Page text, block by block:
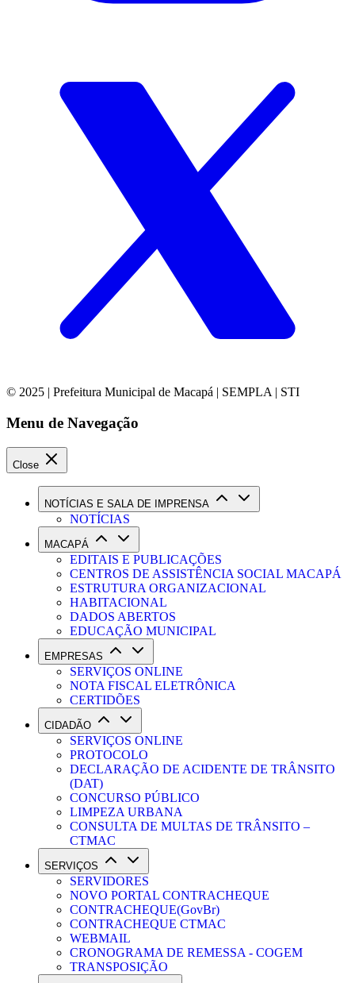
© 2025 | Prefeitura Municipal de Macapá | SEMPLA | STI
Menu de Navegação
Close
NOTÍCIAS E SALA DE IMPRENSA
NOTÍCIAS
MACAPÁ
EDITAIS E PUBLICAÇÕES
CENTROS DE ASSISTÊNCIA SOCIAL MACAPÁ
ESTRUTURA ORGANIZACIONAL
HABITACIONAL
DADOS ABERTOS
EDUCAÇÃO MUNICIPAL
EMPRESAS
SERVIÇOS ONLINE
NOTA FISCAL ELETRÔNICA
CERTIDÕES
CIDADÃO
SERVIÇOS ONLINE
PROTOCOLO
DECLARAÇÃO DE ACIDENTE DE TRÂNSITO
(DAT)
CONCURSO PÚBLICO
LIMPEZA URBANA
CONSULTA DE MULTAS DE TRÂNSITO –
CTMAC
SERVIÇOS
SERVIDORES
NOVO PORTAL CONTRACHEQUE
CONTRACHEQUE(GovBr)
CONTRACHEQUE CTMAC
WEBMAIL
CRONOGRAMA DE REMESSA - COGEM
TRANSPOSIÇÃO